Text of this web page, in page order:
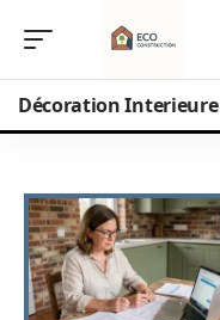
Décoration Interieure